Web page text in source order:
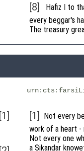
[8] Hafiz I to
every beggar's
The treasury
[1] [1] Not every
work of a heart -
Not every one
a Sikandar